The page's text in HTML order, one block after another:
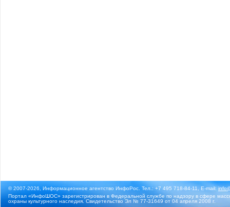
© 2007-2026, Информационное агентство ИнфоРос. Тел.: +7 495 718-84-11, E-mail:
Портал «ИнфоШОС» зарегистрирован в Федеральной службе по надзору в сфере
охраны культурного наследия. Свидетельство Эл № 77-31649 от 04 апреля 2008 г.